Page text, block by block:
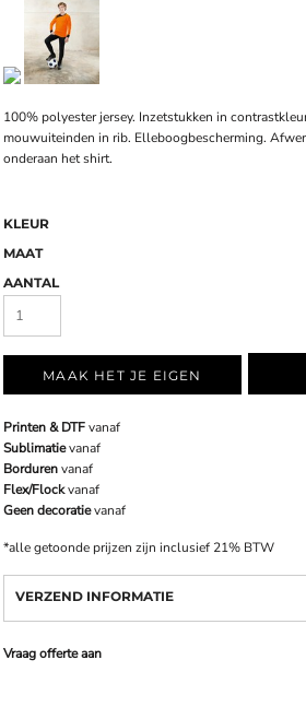
100% polyesterjersey. Inzetstukken in
mouwuiteinden in rib. Elleboogbescherming.
onderaan het shirt.
KLEUR
MAAT
AANTAL
MAAK HET JE EIGEN
Printen & DTFvanaf
Sublimatievanaf
Bordurenvanaf
Flex/Flockvanaf
Geen decoratievanaf
*alle getoonde prijzen zijn inclusief 21% BTW
VERZEND INFORMATIE
Vraag offerte aan